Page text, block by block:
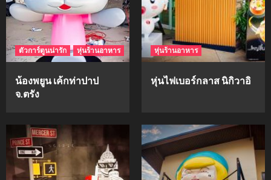
1
hi-q
2
mockups
ก้อนเนื้อทรงลูกบาสก์
3
mockups
soul young
ตัวการ์ตูนน่ารัก หุ่นร้านอาหาร
น้องพยูน เค้กท่าปาป
จ.ตรัง
หุ่นร้านอาหาร
หุ่นไฟเบอร์กลาส นิกิวาอิ